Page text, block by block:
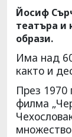
Йосиф
театъра и
образи.
Има над
както и
През 1970
филма